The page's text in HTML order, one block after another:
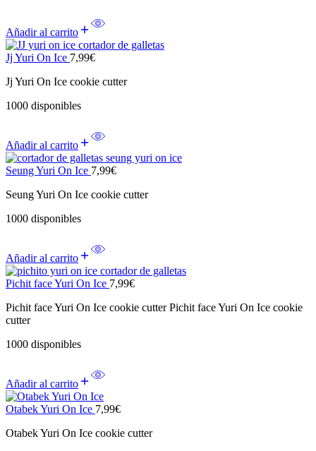
Añadir al carrito
Jj Yuri On Ice 7,99€
Jj Yuri On Ice cookie cutter
1000 disponibles
Añadir al carrito
Seung Yuri On Ice 7,99€
Seung Yuri On Ice cookie cutter
1000 disponibles
Añadir al carrito
Pichit face Yuri On Ice 7,99€
Pichit face Yuri On Ice cookie cutter Pichit face Yuri On Ice cookie
cutter
1000 disponibles
Añadir al carrito
Otabek Yuri On Ice 7,99€
Otabek Yuri On Ice cookie cutter